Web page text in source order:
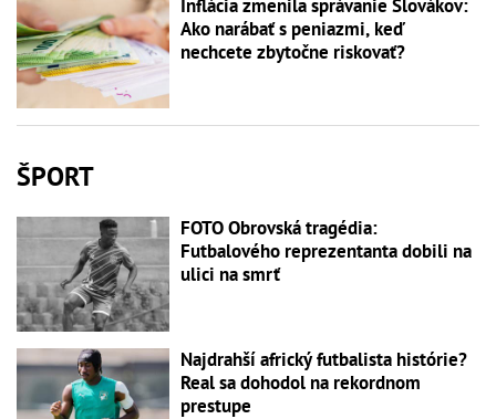
Inflácia zmenila správanie Slovákov:
Ako narábať s peniazmi, keď
nechcete zbytočne riskovať?
ŠPORT
FOTO Obrovská tragédia:
Futbalového reprezentanta dobili na
ulici na smrť
Najdrahší africký futbalista histórie?
Real sa dohodol na rekordnom
prestupe